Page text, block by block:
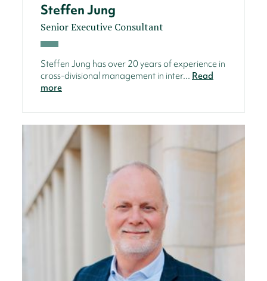
Steffen Jung
Senior Executive Consultant
Steffen Jung has over 20 years of experience in
cross-divisional management in inter... Read
more